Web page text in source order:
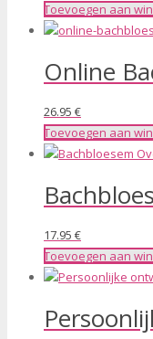
Toevoegen aan
Online
26.95 €
Toevoegen aan
17.95 €
Toevoegen aan